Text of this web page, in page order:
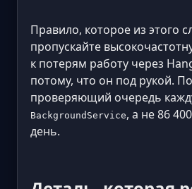
Правило, которое из этого
пропускайте
к потерям работу через
потому, что он под рукой.
проверяющий очередь
BackgroundService, а не 86
день.